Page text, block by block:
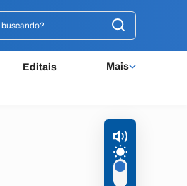
Editais Mais